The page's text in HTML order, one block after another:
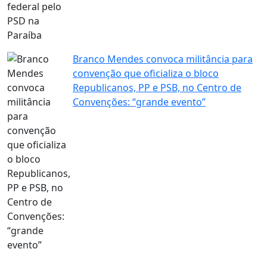
Branco Mendes convoca militância para
convenção que oficializa o bloco
Republicanos, PP e PSB, no Centro de
Convenções: “grande evento”